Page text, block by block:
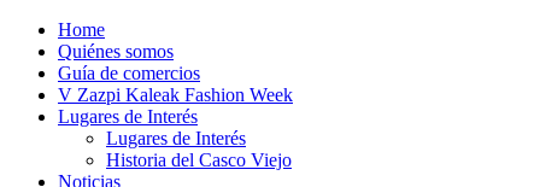
Home
Quiénes somos
Guía de comercios
V Zazpi Kaleak Fashion Week
Lugares de Interés
Lugares de Interés
Historia del Casco Viejo
Noticias